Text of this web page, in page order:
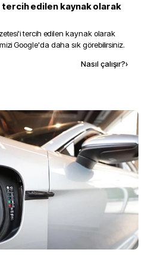
edilen kaynak olarak
'i tercih edilen kaynak olarak
Google'da daha sık görebilirsiniz.
Nasıl çalışır?›